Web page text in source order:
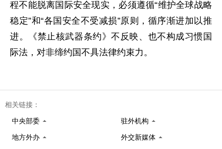
程不能脱离国际安全现实，必须遵循“维护全球战略
稳定”和“各国安全不受减损”原则，循序渐进加以推
进。《禁止核武器条约》不反映、也不构成习惯国
际法，对非缔约国不具法律约束力。
相关链接：
中央部委 驻外机构
地方外办 外交新媒体